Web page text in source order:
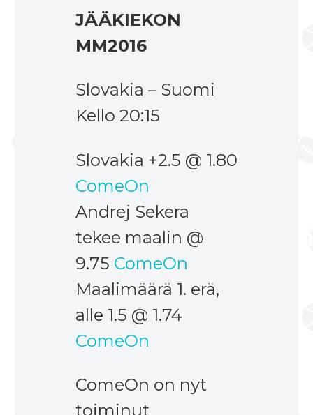
JÄÄKIEKON
MM2016
Slovakia – Suomi
Kello 20:15
Slovakia +2.5 @ 1.80
ComeOn
Andrej Sekera
tekee maalin @
9.75 ComeOn
Maalimäärä 1. erä,
alle 1.5 @ 1.74
ComeOn
ComeOn on nyt
toiminut